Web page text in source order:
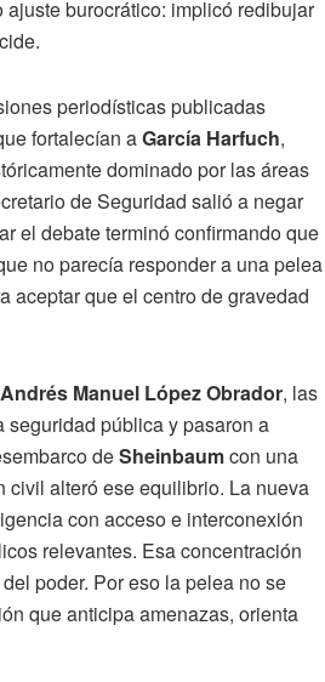
burocrático: implicó redibujar
periodísticas publicadas
fortalecían aGarcía Harfuch,
dominado por las áreas
de Seguridad salió a negar
el debate terminó confirmando que
no parecía responder a una pelea
aceptar que el centro de gravedad
Andrés Manuel López Obrador, las
seguridad pública y pasaron a
deSheinbaumcon una
alteró ese equilibrio. La nueva
con acceso e interconexión
relevantes. Esa concentración
poder. Por eso la pelea no se
que anticipa amenazas, orienta